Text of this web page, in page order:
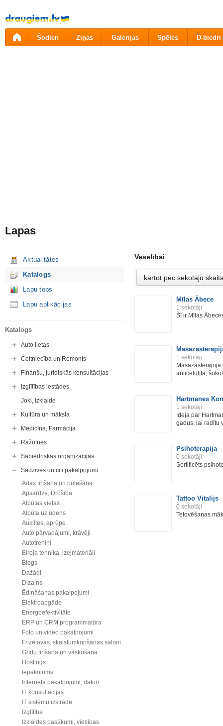
Pāriet
uz
saturu
Šodien Ziņas Galerijas Spēles D-biedri
Lapas
Aktualitātes
Katalogs
Lapu tops
Lapu aplikācijas
Katalogs
Auto lietas
Celtniecība un Remonts
Finanšu, juridiskās konsultācijas
Izglītības iestādes
Joki, izklaide
Kultūra un māksla
Medicīna, Farmācija
Ražotnes
Sabiedriskās organizācijas
Sadzīves un citi pakalpojumi
Ādas tīrīšana un pulēšana
Apsardze, Drošība
Atpūtas vietas
Atpūta uz ūdens
Auklītes, aprūpe
Auto pārvadājumi, krāvēji
Autotreniņi
Biroja tehnika, izejmateriāli
Blogs
Dažādi
Dizains
Ēdināšanas pakalpojumi
Elektroapgāde
Energoefektivitāte
ERP un CRM programmatūra
Foto un video pakalpojumi
Frizētavas, skaistumkopšanas saloni
Grīdu tīrīšana un vaskošana
Hostings
Iepakojums
Interneta pakalpojumi, datori
IT konsultācijas
IT sistēmu izstrāde
Izglītība
Izklaides pasākumi, viesības
Veselībai
Mīlas Ābece
1 sekotāji
Šī ir Mīlas
1 sekotāji
anticelulīta,
Hartmanes
1 sekotāji
Ideja par
gadus, lai radītu
Psihoterapija
0 sekotāji
Sertificēts
Tattoo Vitalijs
0 sekotāji
Tetovēšanas